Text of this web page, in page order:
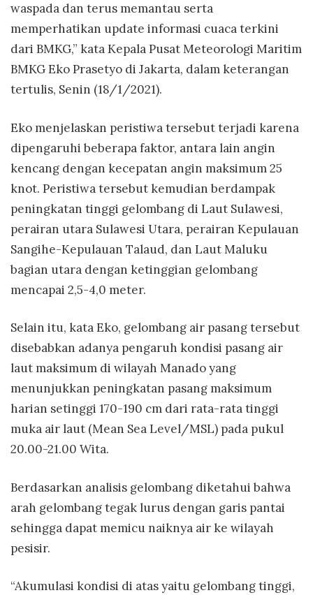
waspada dan terus memantau serta
memperhatikan update informasi cuaca terkini
dari BMKG,” kata Kepala Pusat Meteorologi Maritim
BMKG Eko Prasetyo di Jakarta, dalam keterangan
tertulis, Senin (18/1/2021).
Eko menjelaskan peristiwa tersebut terjadi karena
dipengaruhi beberapa faktor, antara lain angin
kencang dengan kecepatan angin maksimum 25
knot. Peristiwa tersebut kemudian berdampak
peningkatan tinggi gelombang di Laut Sulawesi,
perairan utara Sulawesi Utara, perairan Kepulauan
Sangihe-Kepulauan Talaud, dan Laut Maluku
bagian utara dengan ketinggian gelombang
mencapai 2,5-4,0 meter.
Selain itu, kata Eko, gelombang air pasang tersebut
disebabkan adanya pengaruh kondisi pasang air
laut maksimum di wilayah Manado yang
menunjukkan peningkatan pasang maksimum
harian setinggi 170-190 cm dari rata-rata tinggi
muka air laut (Mean Sea Level/MSL) pada pukul
20.00-21.00 Wita.
Berdasarkan analisis gelombang diketahui bahwa
arah gelombang tegak lurus dengan garis pantai
sehingga dapat memicu naiknya air ke wilayah
pesisir.
“Akumulasi kondisi di atas yaitu gelombang tinggi,